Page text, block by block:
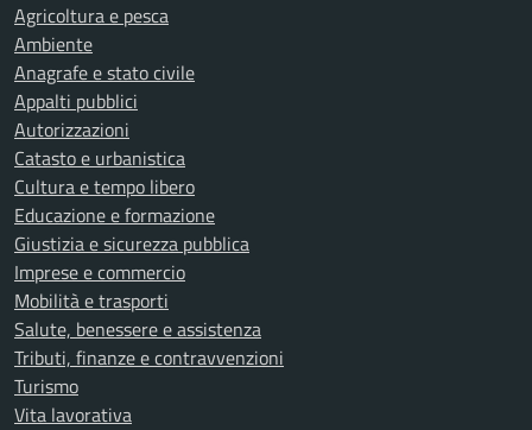
Agricoltura e pesca
Ambiente
Anagrafe e stato civile
Appalti pubblici
Autorizzazioni
Catasto e urbanistica
Cultura e tempo libero
Educazione e formazione
Giustizia e sicurezza pubblica
Imprese e commercio
Mobilità e trasporti
Salute, benessere e assistenza
Tributi, finanze e contravvenzioni
Turismo
Vita lavorativa